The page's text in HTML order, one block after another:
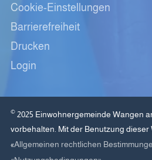
Cookie-Einstellungen
Barrierefreiheit
Drucken
Login
© 2025 Einwohnergemeinde Wangen
vorbehalten. Mit der Benutzung
«Allgemeinen rechtlichen